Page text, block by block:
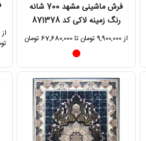
فرش ماشینی مشهد 700 شانه
رنگ زمینه لاکی کد 871378
از 9,900,000 تومان تا 67,680,000 تومان